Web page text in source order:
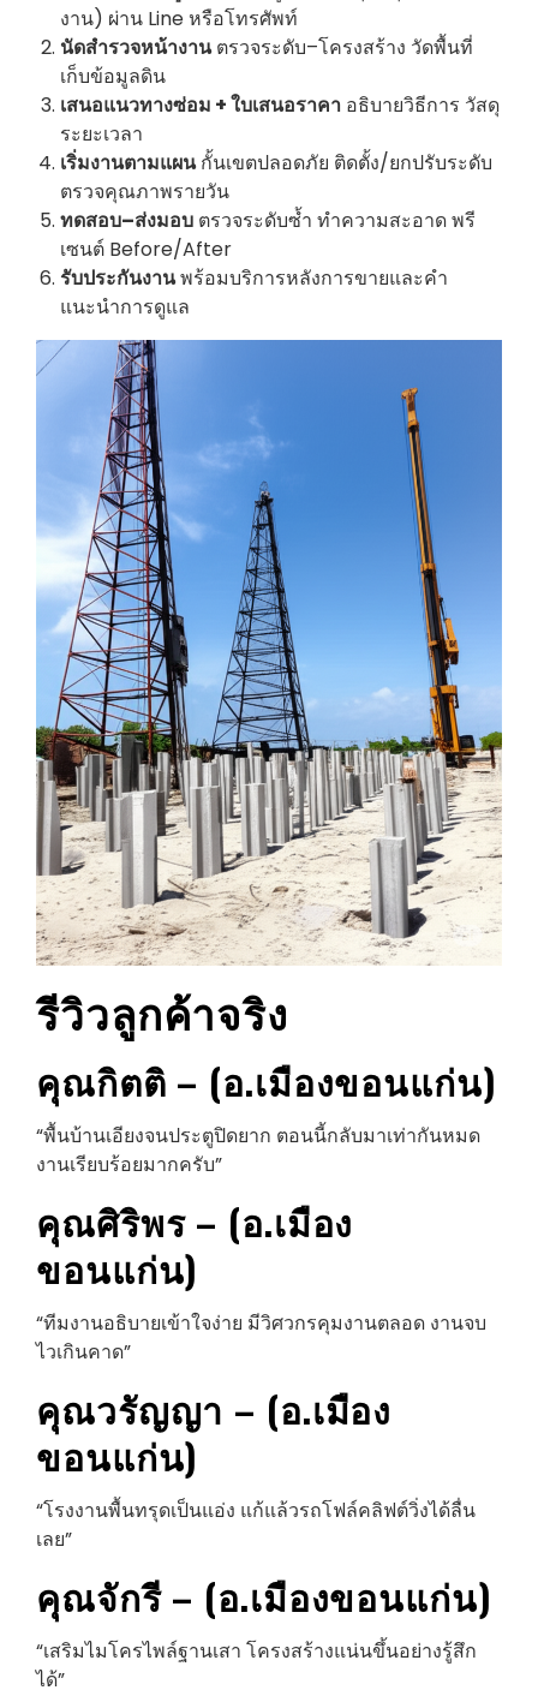
งาน) ผ่าน Line หรือโทรศัพท์
นัดสำรวจหน้างานตรวจระดับ–โครงสร้าง วัดพื้นที่
เก็บข้อมูลดิน
เสนอแนวทางซ่อม + ใบเสนอราคา อธิบายวิธีการ วัสดุ
ระยะเวลา
เริ่มงานตามแผนกั้นเขตปลอดภัย ติดตั้ง/ยกปรับระดับ
ตรวจคุณภาพรายวัน
ทดสอบ–ส่งมอบ ตรวจระดับซ้ำ ทำความสะอาด พรี
เซนต์ Before/After
รับประกันงานพร้อมบริการหลังการขายและคำ
แนะนำการดูแล
รีวิวลูกค้าจริง
คุณกิตติ – (อ.เมืองขอนแก่น)
“พื้นบ้านเอียงจนประตูปิดยาก ตอนนี้กลับมาเท่ากันหมด
งานเรียบร้อยมากครับ”
คุณศิริพร – (อ.เมือง
ขอนแก่น)
“ทีมงานอธิบายเข้าใจง่าย มีวิศวกรคุมงานตลอด งานจบ
ไวเกินคาด”
คุณวรัญญา – (อ.เมือง
ขอนแก่น)
“โรงงานพื้นทรุดเป็นแอ่ง แก้แล้วรถโฟล์คลิฟต์วิ่งได้ลื่น
เลย”
คุณจักรี – (อ.เมืองขอนแก่น)
“เสริมไมโครไพล์ฐานเสา โครงสร้างแน่นขึ้นอย่างรู้สึก
ได้”